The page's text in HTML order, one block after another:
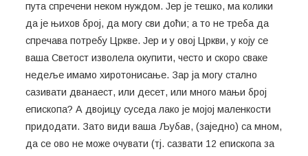
пута спречени неком нуждом. Јер је тешко, ма колики
да је њихов број, да могу сви доћи; а то не треба да
спречава потребу Цркве. Јер и у овој Цркви, у коју се
ваша Светост изволела окупити, често и скоро сваке
недеље имамо хиротонисање. Зар ја могу стално
сазивати дванаест, или десет, или много мањи број
епископа? А двојицу суседа лако је мојој маленкости
придодати. Зато види ваша Љубав, (заједно) са мном,
да се ово не може очувати (тј. сазвати 12 епископа за